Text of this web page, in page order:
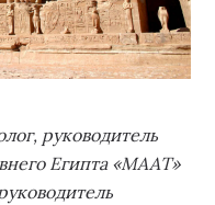
руководитель
Египта «МААТ»